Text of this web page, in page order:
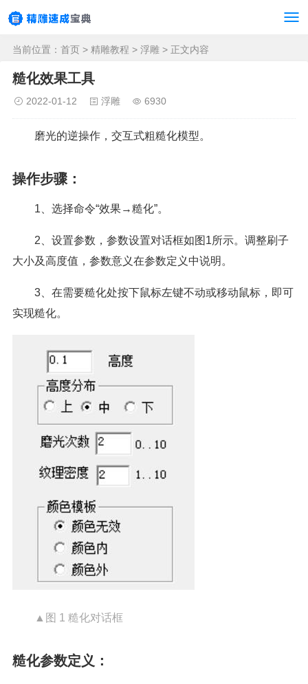
当前位置： 首页 > 精雕教程 > 浮雕 > 正文内容
糙化效果工具
2022-01-12 浮雕 6930
磨光的逆操作，交互式粗糙化模型。
操作步骤：
1、选择命令“效果→糙化”。
2、设置参数，参数设置对话框如图1所示。调整刷子
大小及高度值，参数意义在参数定义中说明。
3、在需要糙化处按下鼠标左键不动或移动鼠标，即可
实现糙化。
▲图 1 糙化对话框
糙化参数定义：